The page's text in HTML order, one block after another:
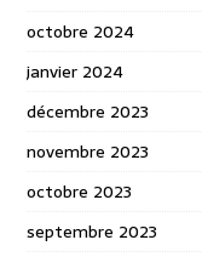
octobre 2024
janvier 2024
décembre 2023
novembre 2023
octobre 2023
septembre 2023